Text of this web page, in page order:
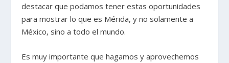
destacar que podamos tener estas oportunidades
para mostrar lo que es Mérida, y no solamente a
México, sino a todo el mundo.
Es muy importante que hagamos y aprovechemos